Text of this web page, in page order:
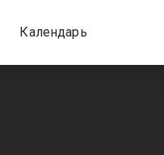
Календарь